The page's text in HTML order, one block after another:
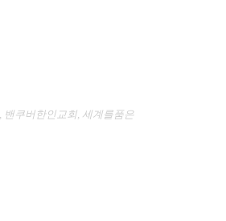
밴쿠버한인교회 세계를품은